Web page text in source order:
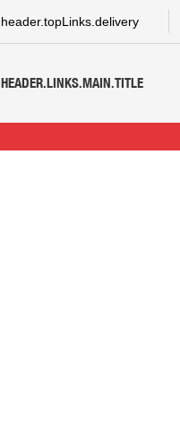
header.topLinks.delivery
HEADER.LINKS.MAIN.TITLE